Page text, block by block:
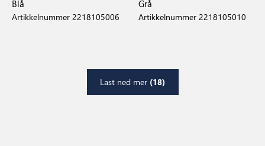
Blå
Artikkelnummer 2218105006
Grå
Artikkelnummer 2218105010
Last ned mer (18)